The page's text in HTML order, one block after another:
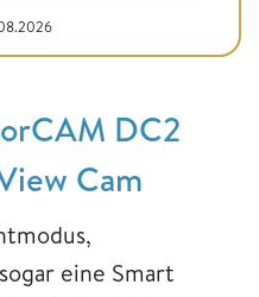
DC2
Cam
eine Smart